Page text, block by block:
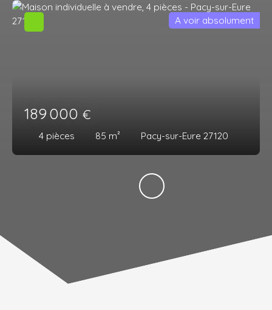
189 000 €
4 pièces 85 m² Pacy-sur-Eure 27120
A voir absolument